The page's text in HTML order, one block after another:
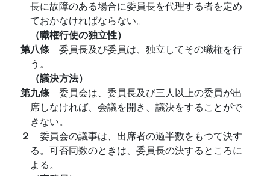
長に故障のある場合に委員長を代理する者を定め
ておかなければならない。
（職権行使の独立性）
第八條 委員長及び委員は、独立してその職権を行
う。
（議決方法）
第九條 委員会は、委員長及び三人以上の委員が出
席しなければ、会議を開き、議決をすることがで
きない。
２ 委員会の議事は、出席者の過半数をもつて決す
る。可否同数のときは、委員長の決するところに
よる。